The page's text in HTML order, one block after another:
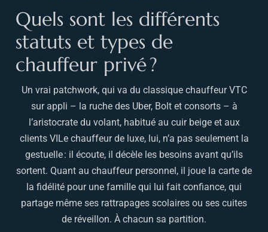
Quels sont les différents
statuts et types de
chauffeur privé ?
Un vrai patchwork, qui va du classique chauffeur VTC
sur appli – la ruche des Uber, Bolt et consorts – à
l’aristocrate du volant, habitué au cuir beige et aux
clients VILe chauffeur de luxe, lui, n’a pas seulement la
gestuelle : il écoute, il décèle les besoins avant qu’ils
sortent. Quant au chauffeur personnel, il joue la carte de
la fidélité pour une famille qui lui fait confiance, qui
partage même ses rattrapages scolaires ou ses cuites
de réveillon. À chacun sa partition.